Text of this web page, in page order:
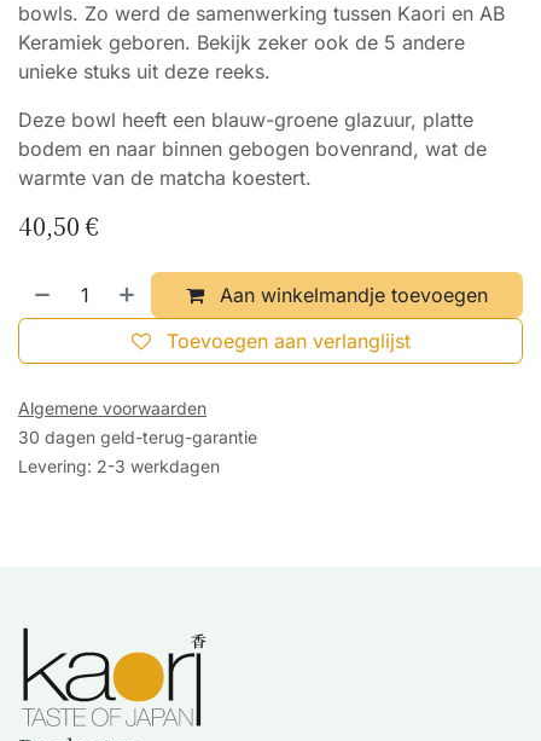
bowls. Zo werd de samenwerking tussen Kaori en AB
Keramiek geboren. Bekijk zeker ook de 5 andere
unieke stuks uit deze reeks.
Deze bowl heeft een blauw-groene glazuur, platte
bodem en naar binnen gebogen bovenrand, wat de
warmte van de matcha koestert.
40,50€
Aan winkelmandje toevoegen
Toevoegen aan verlanglijst
Algemene voorwaarden
30 dagen geld-terug-garantie
Levering: 2-3 werkdagen